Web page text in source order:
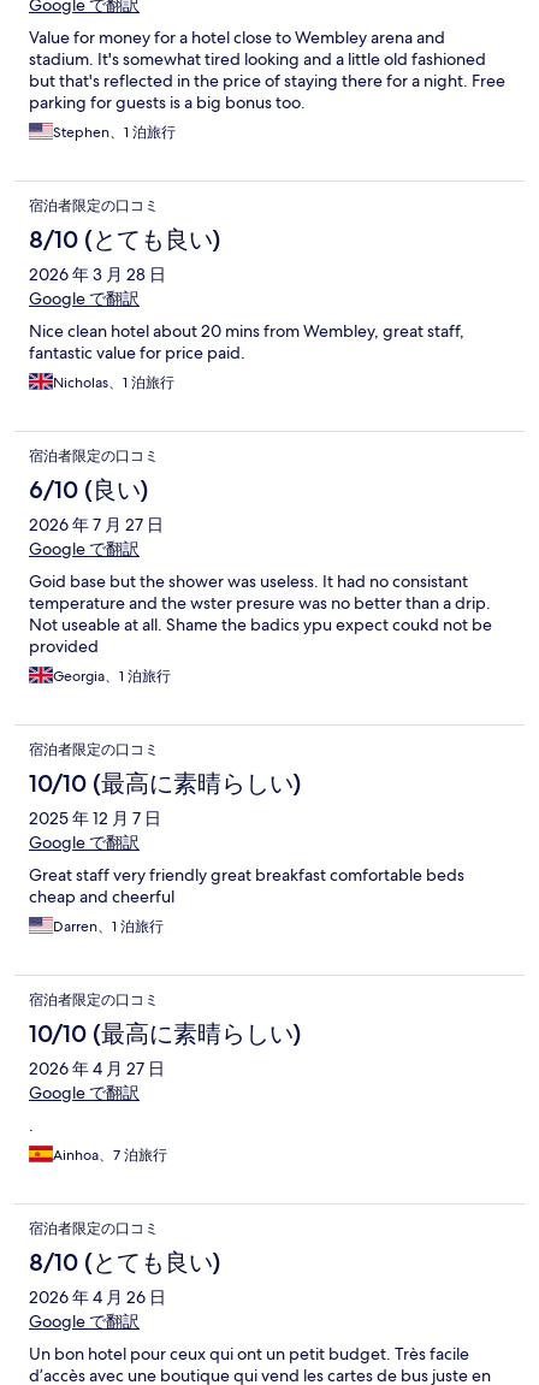
Google で翻訳
Value for money for a hotel close to Wembley arena and
stadium. It's somewhat tired looking and a little old fashioned
but that's reflected in the price of staying there for a night. Free
parking for guests is a big bonus too.
Stephen、1 泊旅行
宿泊者限定の口コミ
8/10 (とても良い)
2026 年 3 月 28 日
Google で翻訳
Nice clean hotel about 20 mins from Wembley, great staff,
fantastic value for price paid.
Nicholas、1 泊旅行
宿泊者限定の口コミ
6/10 (良い)
2026 年 7 月 27 日
Google で翻訳
Goid base but the shower was useless. It had no consistant
temperature and the wster presure was no better than a drip.
Not useable at all. Shame the badics ypu expect coukd not be
provided
Georgia、1 泊旅行
宿泊者限定の口コミ
10/10 (最高に素晴らしい)
2025 年 12 月 7 日
Google で翻訳
Great staff very friendly great breakfast comfortable beds
cheap and cheerful
Darren、1 泊旅行
宿泊者限定の口コミ
10/10 (最高に素晴らしい)
2026 年 4 月 27 日
Google で翻訳
.
Ainhoa、7 泊旅行
宿泊者限定の口コミ
8/10 (とても良い)
2026 年 4 月 26 日
Google で翻訳
Un bon hotel pour ceux qui ont un petit budget. Très facile
d’accès avec une boutique qui vend les cartes de bus juste en